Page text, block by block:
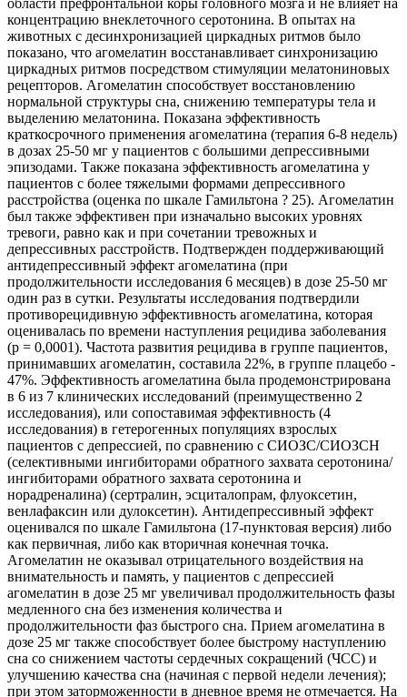
концентрацию внеклеточного серотонина. В опытах на
животных с десинхронизацией циркадных ритмов было
показано, что агомелатин восстанавливает синхронизацию
циркадных ритмов посредством стимуляции мелатониновых
рецепторов. Агомелатин способствует восстановлению
нормальной структуры сна, снижению температуры тела и
выделению мелатонина. Показана эффективность
краткосрочного применения агомелатина (терапия 6-8 недель)
в дозах 25-50 мг у пациентов с большими депрессивными
эпизодами. Также показана эффективность агомелатина у
пациентов с более тяжелыми формами депрессивного
расстройства (оценка по шкале Гамильтона ? 25). Агомелатин
был также эффективен при изначально высоких уровнях
тревоги, равно как и при сочетании тревожных и
депрессивных расстройств. Подтвержден поддерживающий
антидепрессивный эффект агомелатина (при
продолжительности исследования 6 месяцев) в дозе 25-50 мг
один раз в сутки. Результаты исследования подтвердили
противорецидивную эффективность агомелатина, которая
оценивалась по времени наступления рецидива заболевания
(р = 0,0001). Частота развития рецидива в группе пациентов,
принимавших агомелатин, составила 22%, в группе плацебо -
47%. Эффективность агомелатина была продемонстрирована
в 6 из 7 клинических исследований (преимущественно 2
исследования), или сопоставимая эффективность (4
исследования) в гетерогенных популяциях взрослых
пациентов с депрессией, по сравнению с СИОЗС/СИОЗСН
(селективными ингибиторами обратного захвата серотонина/
ингибиторами обратного захвата серотонина и
норадреналина) (сертралин, эсциталопрам, флуоксетин,
венлафаксин или дулоксетин). Антидепрессивный эффект
оценивался по шкале Гамильтона (17-пунктовая версия) либо
как первичная, либо как вторичная конечная точка.
Агомелатин не оказывал отрицательного воздействия на
внимательность и память, у пациентов с депрессией
агомелатин в дозе 25 мг увеличивал продолжительность фазы
медленного сна без изменения количества и
продолжительности фаз быстрого сна. Прием агомелатина в
дозе 25 мг также способствует более быстрому наступлению
сна со снижением частоты сердечных сокращений (ЧСС) и
улучшению качества сна (начиная с первой недели лечения);
при этом заторможенности в дневное время не отмечается. На